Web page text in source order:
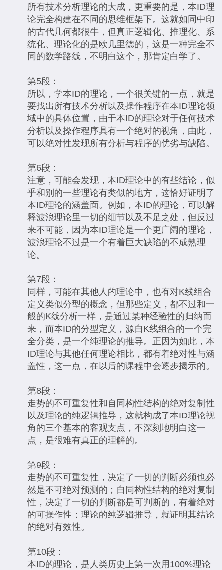
所有技术分析理论的大成，更重要的是，本ID理
论完全构建在不同的思维框架下。这就如同中印
的古代几何都很牛，但真正逻辑化、推理化、系
统化、理论化的是欧几里德的，这是一种完全不
同的数学路线，不明白这个，那肯定白学了。
第5段：
所以，学本ID的理论，一个很关键的一点，就是
要找出所有技术分析以及操作程序在本ID理论领
域中的具体位置，由于本ID的理论对于任何技术
分析以及操作程序具有一个绝对的视角，由此，
可以绝对性发现所有分析与程序的优劣与缺陷。
第6段：
注意，可能会发现，本ID理论中的有些结论，似
乎和别的一些理论有类似的地方，这恰好证明了
本ID理论的涵盖面。例如，本ID的理论，可以解
释波浪理论里一切的细节以及不足之处，但反过
来不可能，因为本ID理论是一个更广阔的理论，
波浪理论不过是一个有着巨大缺陷的不成熟理
论。
第7段：
同样，可能在其他人的理论中，也有对K线组合
定义类似分型的概念，但那些定义，都不过和一
般的K线分析一样，是通过某种经验性的归纳而
来，而本ID的分型定义，源自K线组合的一个完
全分类，是一个纯理论的推导。正因为如此，本
ID理论与其他任何理论相比，都有着绝对性与涵
盖性，这一点，在以后的课程中会逐步揭示的。
第8段：
走势的不可重复性和自同构性结构的绝对复制性
以及理论的纯逻辑推导，这就构成了本ID理论视
角的三个基本的客观支点，不深刻地明白这一
点，是很难有真正的理解的。
第9段：
走势的不可重复性，决定了一切的判断必须也必
然是不可绝对预测的；自同构性结构的绝对复制
性，决定了一切的判断都是可判断的，有着绝对
的可操作性；理论的纯逻辑推导，就证明其结论
的绝对有效性。
第10段：
本ID的理论，是人类历史上第一次用100%理论